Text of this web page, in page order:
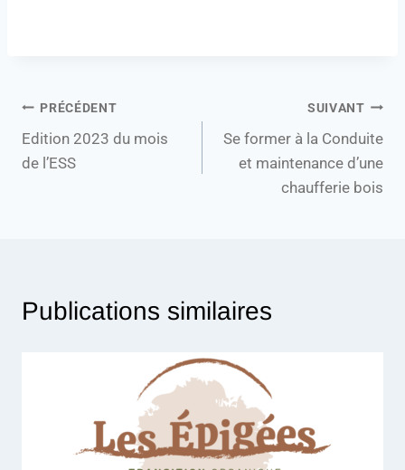
PRÉCÉDENT
Edition 2023 du mois
de l’ESS
SUIVANT
Se former à la Conduite
et maintenance d’une
chaufferie bois
Publications similaires